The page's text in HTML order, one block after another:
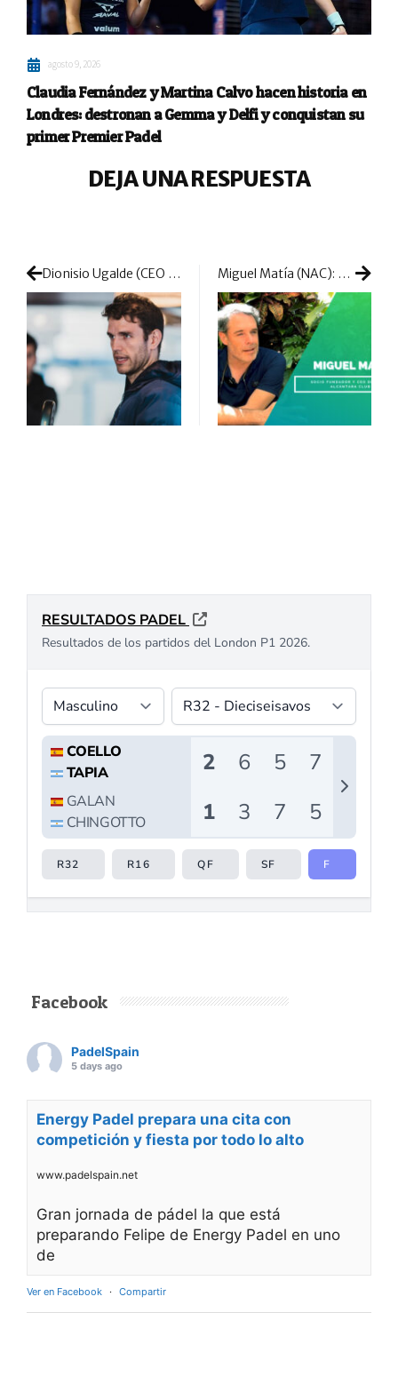
agosto 9, 2026
Claudia Fernández y Martina Calvo hacen historia en
Londres: destronan a Gemma y Delfi y conquistan su
primer Premier Padel
DEJA UNA RESPUESTA
Dionisio Ugalde (CEO Oxdog Padel): «Queremos desarrollarnos optando por la diferencia, hacer que nuestras palas destaquen por su diseño y tecnología» Miguel Matía (NAC): «El reconocimiento al club te anima e impulsa a seguir con este concepto y a apostar por su crecimiento»
Facebook
PadelSpain
5 days ago
Energy Padel prepara una cita con
competición y fiesta por todo lo alto
www.padelspain.net
Gran jornada de pádel la que está
preparando Felipe de Energy Padel en uno
de
Ver en Facebook · Compartir